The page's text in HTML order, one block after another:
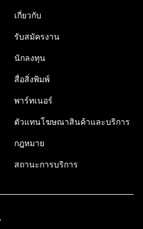
เกี่ยวกับ
รับสมัครงาน
นักลงทุน
สื่อสิ่งพิมพ์
พาร์ทเนอร์
ตัวแทนโฆษณาสินค้าและบริการ
กฎหมาย
สถานะการบริการ